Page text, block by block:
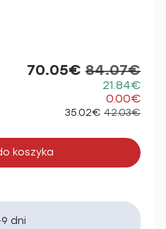
70.05€ 84.07€
21.84€
0.00€
35.02€ 42.03€
koszyka
dni